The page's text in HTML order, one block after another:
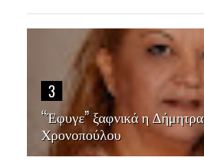
3
“Έφυγε” ξαφνικά η Δήμητρα
Χρονοπούλου